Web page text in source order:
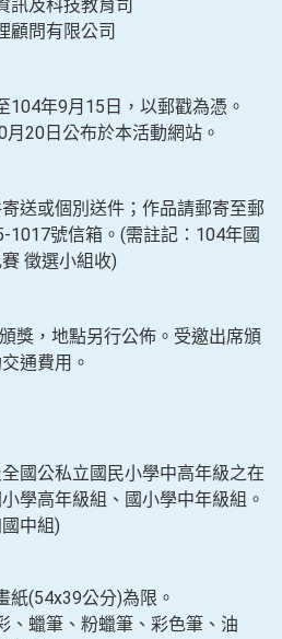
訊及科技教育司
顧問有限公司
104年9月15日，以郵戳為憑。
20日公布於本活動網站。
送或個別送件；作品請郵寄至郵
1017號信箱。(需註記：104年國
徵選小組收)
獎，地點另行公佈。受邀出席頒
通費用。
國公私立國民小學中高年級之在
學高年級組、國小學中年級組。
中組)
紙(54x39公分)為限。
、蠟筆、粉蠟筆、彩色筆、油